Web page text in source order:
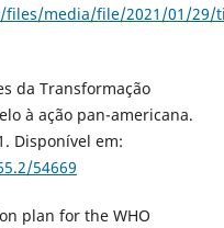
media/file/2021/01/29/
da Transformação
à ação pan-americana.
Disponível em:
54669
plan for the WHO